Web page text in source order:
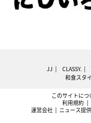
JJ CLASSY.
和食スタ
このサイトにつ
利用規約
運営会社
ニュース提